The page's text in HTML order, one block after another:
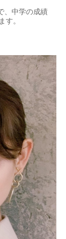
、中学の成績
す。